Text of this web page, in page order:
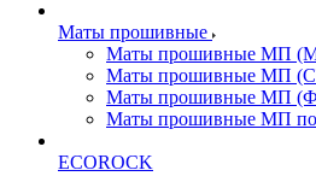
Маты прошивные
Маты прошивные МП
Маты прошивные МП
Маты прошивные МП
Маты прошивные МП по
ECOROCK